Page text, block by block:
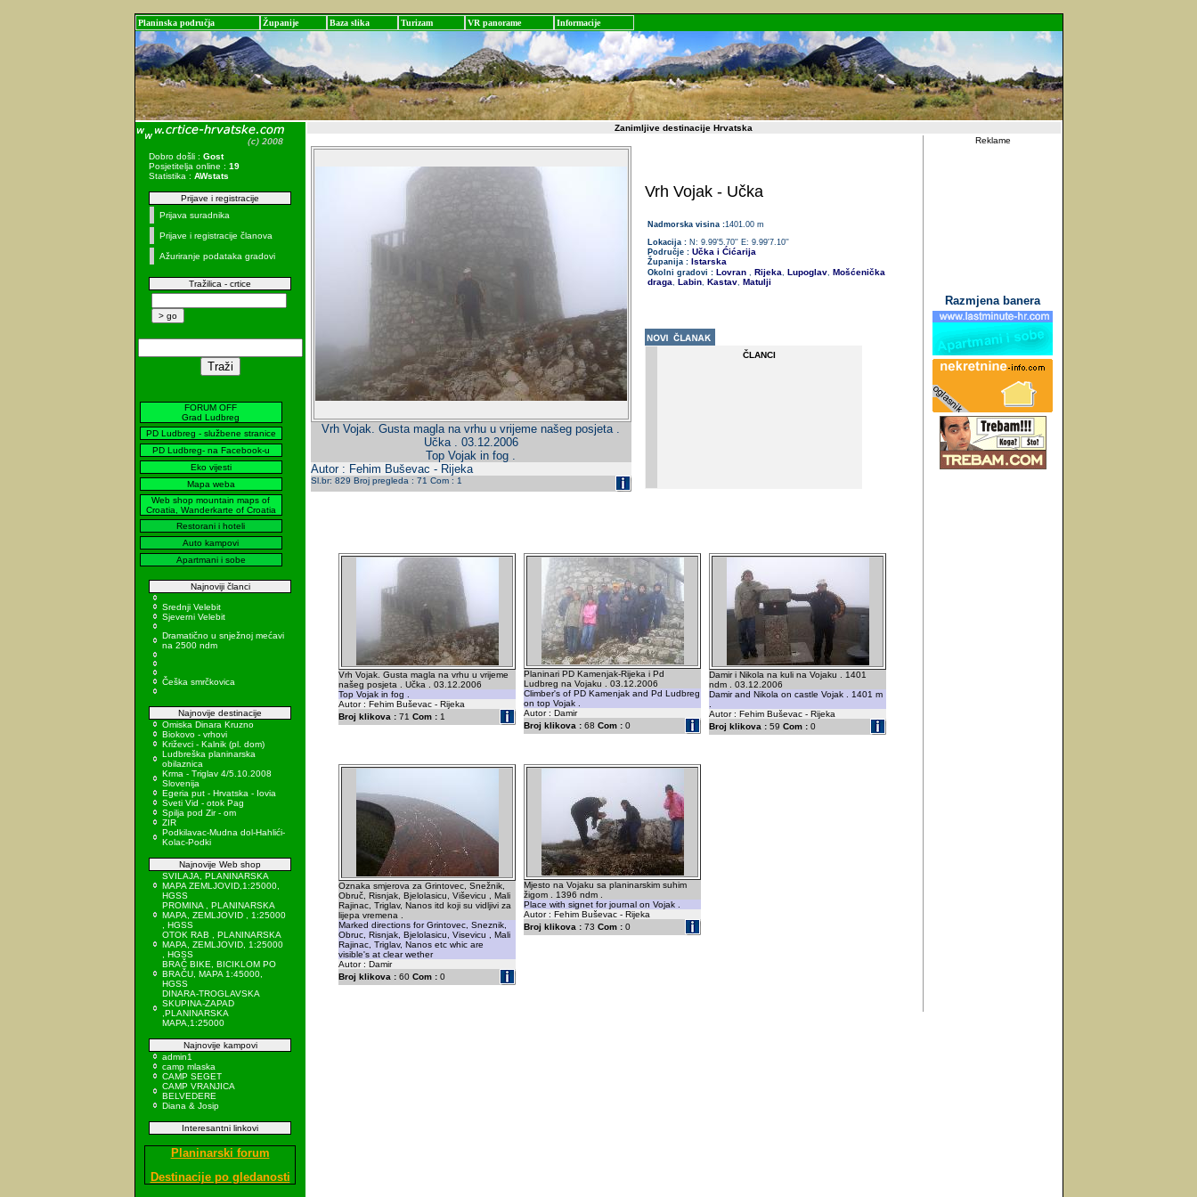
Planinska područja Županije Baza slika Turizam VR panorame Informacije
Dobro došli : Gost
Posjetitelja online : 19
Statistika : AWstats
Prijave i registracije
Prijava suradnika
Prijave i registracije članova
Ažuriranje podataka gradovi
Tražilica - crtice
FORUM OFF
Grad Ludbreg
PD Ludbreg - službene stranice
PD Ludbreg- na Facebook-u
Eko vijesti
Mapa weba
Web shop mountain maps of
Croatia, Wanderkarte of Croatia
Restorani i hoteli
Auto kampovi
Apartmani i sobe
Najnoviji članci
Srednji Velebit
Sjeverni Velebit
Dramatično u snježnoj mećavi
na 2500 ndm
Češka smrčkovica
Najnovije destinacije
Omiska Dinara Kruzno
Biokovo - vrhovi
Križevci - Kalnik (pl. dom)
Ludbreška planinarska
obilaznica
Krma - Triglav 4/5.10.2008
Slovenija
Egeria put - Hrvatska - Iovia
Sveti Vid - otok Pag
Spilja pod Zir - om
ZIR
Podkilavac-Mudna dol-Hahlići-
Kolac-Podki
Najnovije Web shop
SVILAJA, PLANINARSKA
MAPA ZEMLJOVID,1:25000,
HGSS
PROMINA , PLANINARSKA
MAPA, ZEMLJOVID , 1:25000
, HGSS
OTOK RAB , PLANINARSKA
MAPA, ZEMLJOVID, 1:25000
, HGSS
BRAČ BIKE, BICIKLOM PO
BRAČU, MAPA 1:45000,
HGSS
DINARA-TROGLAVSKA
SKUPINA-ZAPAD
,PLANINARSKA
MAPA,1:25000
Najnovije kampovi
admin1
camp mlaska
CAMP SEGET
CAMP VRANJICA
BELVEDERE
Diana & Josip
Interesantni linkovi
Planinarski forum
Destinacije po gledanosti
Zanimljive destinacije Hrvatska
Vrh Vojak. Gusta magla na vrhu u vrijeme našeg posjeta .
Učka . 03.12.2006
Top Vojak in fog .
Autor : Fehim Buševac - Rijeka
Sl.br: 829 Broj pregleda : 71 Com : 1
Vrh Vojak - Učka
Nadmorska visina :1401.00 m
Lokacija :N: 9.99'5.70'' E: 9.99'7.10''
Područje :Učka i Ćićarija
Županija : Istarska
Okolni gradovi : Lovran , Rijeka, Lupoglav, Mošćenička
draga, Labin, Kastav, Matulji
ČLANCI
Vrh Vojak. Gusta magla na vrhu u vrijeme
našeg posjeta . Učka . 03.12.2006
Top Vojak in fog .
Autor : Fehim Buševac - Rijeka
Broj klikova : 71 Com : 1
Planinari PD Kamenjak-Rijeka i Pd
Ludbreg na Vojaku . 03.12.2006
Climber's of PD Kamenjak and Pd Ludbreg
on top Vojak .
Autor : Damir
Broj klikova : 68 Com : 0
Damir i Nikola na kuli na Vojaku . 1401
ndm . 03.12.2006
Damir and Nikola on castle Vojak . 1401 m
Autor : Fehim Buševac - Rijeka
Broj klikova : 59 Com : 0
Oznaka smjerova za Grintovec, Snežnik,
Obruč, Risnjak, Bjelolasicu, Viševicu , Mali
Rajinac, Triglav, Nanos itd koji su vidljivi za
lijepa vremena .
Marked directions for Grintovec, Sneznik,
Obruc, Risnjak, Bjelolasicu, Visevicu , Mali
Rajinac, Triglav, Nanos etc whic are
visible's at clear wether
Autor : Damir
Broj klikova : 60 Com : 0
Mjesto na Vojaku sa planinarskim suhim
žigom . 1396 ndm .
Place with signet for journal on Vojak .
Autor : Fehim Buševac - Rijeka
Broj klikova : 73 Com : 0
Reklame
Razmjena banera